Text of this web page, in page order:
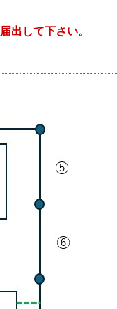
出して下さい。